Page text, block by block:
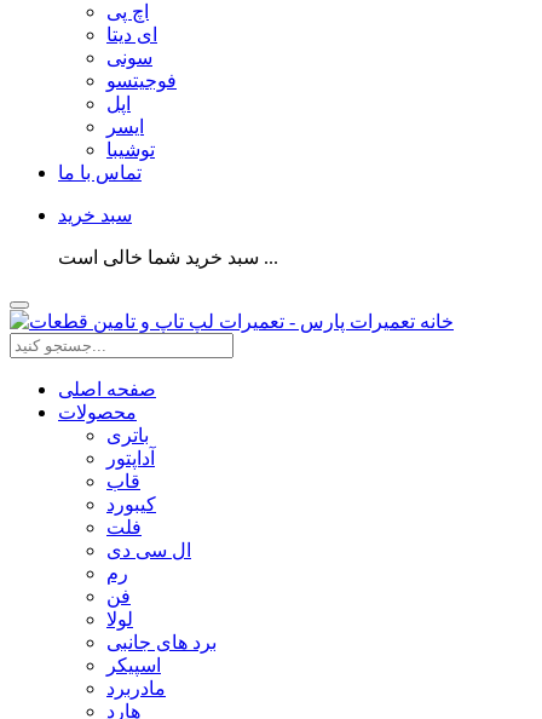
اچ پی
ای دیتا
سونی
فوجیتسو
اپل
ایسر
توشیبا
تماس با ما
سبد خرید
سبد خرید شما خالی است ...
صفحه اصلی
محصولات
باتری
آداپتور
قاب
کیبورد
فلت
ال سی دی
رم
فن
لولا
برد های جانبی
اسپیکر
مادربرد
هارد